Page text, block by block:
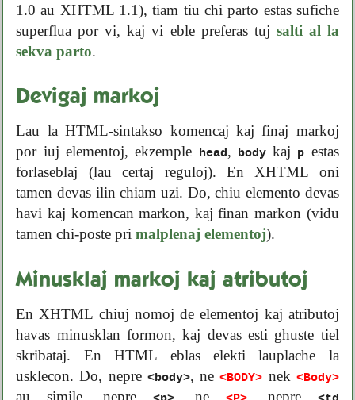
1.0 au XHTML 1.1), tiam tiu chi parto estas sufiche
superflua por vi, kaj vi eble preferas tuj salti al la
sekva parto.
Devigaj markoj
Lau la HTML-sintakso komencaj kaj finaj markoj
por iuj elementoj, ekzemple head, bodykaj p estas
forlaseblaj (lau certaj reguloj). En XHTML oni
tamen devas ilin chiam uzi. Do, chiu elemento devas
havi kaj komencan markon, kaj finan markon (vidu
tamen chi-poste primalplenaj elementoj).
Minusklaj markoj kaj atributoj
En XHTML chiuj nomoj de elementoj kaj atributoj
havas minusklan formon, kaj devas esti ghuste tiel
skribataj. En HTML eblas elekti lauplache la
usklecon. Do, nepre <body>, ne<BODY> nek <Body>
au simile, nepre , ne , nepre